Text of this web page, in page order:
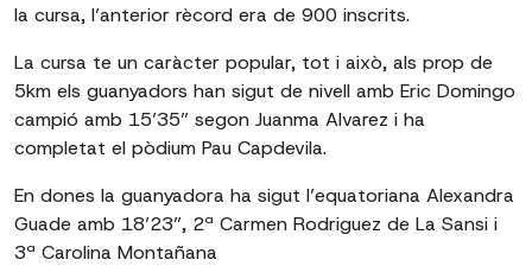
la cursa, l’anterior rècord era de 900 inscrits.
La cursa te un caràcter popular, tot i això, als prop de
5km els guanyadors han sigut de nivell amb Eric Domingo
campió amb 15’35” segon Juanma Alvarez i ha
completat el pòdium Pau Capdevila.
En dones la guanyadora ha sigut l’equatoriana Alexandra
Guade amb 18’23”, 2ª Carmen Rodriguez de La Sansi i
3ª Carolina Montañana